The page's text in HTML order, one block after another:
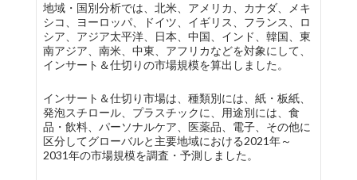
地域・国別分析では、北米、アメリカ、カナダ、メキ
シコ、ヨーロッパ、ドイツ、イギリス、フランス、ロ
シア、アジア太平洋、日本、中国、インド、韓国、東
南アジア、南米、中東、アフリカなどを対象にして、
インサート＆仕切りの市場規模を算出しました。
インサート＆仕切り市場は、種類別には、紙・板紙、
発泡スチロール、プラスチックに、用途別には、食
品・飲料、パーソナルケア、医薬品、電子、その他に
区分してグローバルと主要地域における2021年～
2031年の市場規模を調査・予測しました。